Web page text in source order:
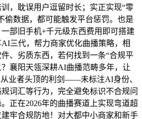
，耽误用户逗留时长；实正实现“零
偷数据，都可能触发平台惩罚。也是
部旧手机+千元级东西费用即可搭建
三代，帮力商家优化曲播策略，相
、劣质东西，若何找到一条“合规平
襄阳天瓴深耕AI曲播范畴多年，让
业者头顶的利剑——未标注AI身份、
词汇等行为，完全避免标识不合规问
正在2026年的曲播赛道上实现弯道超
牢合规防地！对大都中小商家和新手